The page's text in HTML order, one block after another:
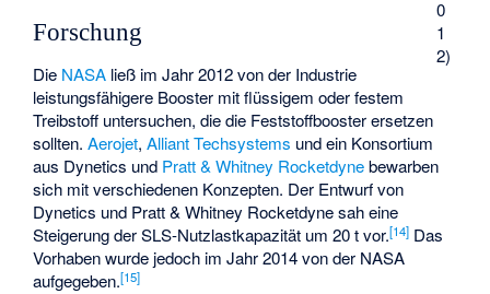
0
1
2)
Forschung
Die NASA ließ im Jahr 2012 von der Industrie
leistungsfähigere Booster mit flüssigem oder festem
Treibstoff untersuchen, die die Feststoffbooster ersetzen
sollten.Aerojet,Alliant Techsystems und ein Konsortium
aus Dynetics und Pratt & Whitney Rocketdynebewarben
sich mit verschiedenen Konzepten. Der Entwurf von
Dynetics und Pratt & Whitney Rocketdyne sah eine
Steigerung der SLS-Nutzlastkapazität um 20 t vor.[14] Das
Vorhaben wurde jedoch im Jahr 2014 von der NASA
aufgegeben.[15]